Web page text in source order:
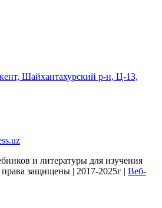
Шайхантахурский р-н, Ц-13,
и литературы для изучения
права защищены | 2017-2025г | Веб-